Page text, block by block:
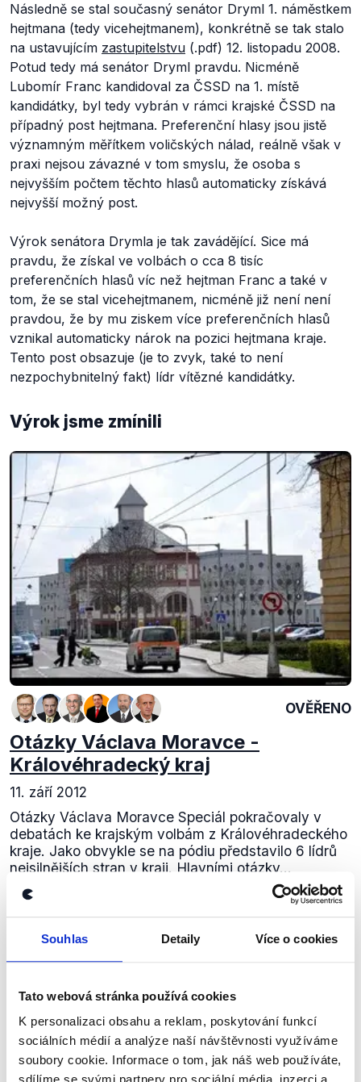
Souhlas Detaily Více o cookies
Tato webová stránka používá cookies
K personalizaci obsahu a reklam, poskytování funkcí
sociálních médií a analýze naší návštěvnosti využíváme
soubory cookie. Informace o tom, jak náš web používáte,
Následně se stal současný senátor Dryml 1. náměstkem
hejtmana (tedy vicehejtmanem), konkrétně se tak stalo
na ustavujícím zastupitelstvu (.pdf) 12. listopadu 2008.
Potud tedy má senátor Dryml pravdu. Nicméně
Lubomír Franc kandidoval za ČSSD na 1. místě
kandidátky, byl tedy vybrán v rámci krajské ČSSD na
případný post hejtmana. Preferenční hlasy jsou jistě
významným měřítkem voličských nálad, reálně však v
praxi nejsou závazné v tom smyslu, že osoba s
nejvyšším počtem těchto hlasů automaticky získává
nejvyšší možný post.
Výrok senátora Drymla je tak zavádějící. Sice má
pravdu, že získal ve volbách o cca 8 tisíc
preferenčních hlasů víc než hejtman Franc a také v
tom, že se stal vicehejtmanem, nicméně již není není
pravdou, že by mu ziskem více preferenčních hlasů
vznikal automaticky nárok na pozici hejtmana kraje.
Tento post obsazuje (je to zvyk, také to není
nezpochybnitelný fakt) lídr vítězné kandidátky.
Výrok jsme zmínili
OVĚŘENO
Otázky Václava Moravce -
Královéhradecký kraj
11. září 2012
Otázky Václava Moravce Speciál pokračovaly v
debatách ke krajským volbám z Královéhradeckého
kraje. Jako obvykle se na pódiu představilo 6 lídrů
nejsilnějších stran v kraji. Hlavními otázky...
Přihlaste se k odběru našeho
newsletteru nebowhatsappového
kanálu, kde pravidelně přinášíme